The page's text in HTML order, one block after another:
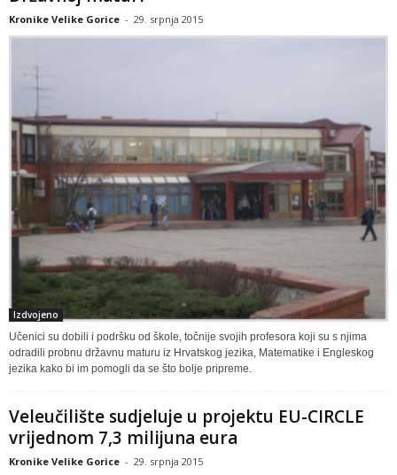
Kronike Velike Gorice - 29. srpnja 2015
Izdvojeno
Učenici su dobili i podršku od škole, točnije svojih profesora koji su s njima
odradili probnu državnu maturu iz Hrvatskog jezika, Matematike i Engleskog
jezika kako bi im pomogli da se što bolje pripreme.
Veleučilište sudjeluje u projektu EU-CIRCLE
vrijednom 7,3 milijuna eura
Kronike Velike Gorice - 29. srpnja 2015